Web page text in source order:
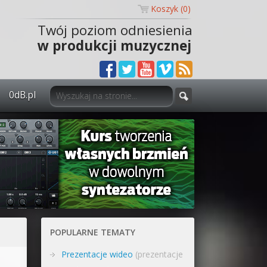
Koszyk (0)
Twój poziom odniesienia
w produkcji muzycznej
0dB.pl
0dB.pl - informacje
Newsletter
Materiały dla mediów
Archiwum aktualności
POPULARNE TEMATY
Prezentacje wideo (prezentacje